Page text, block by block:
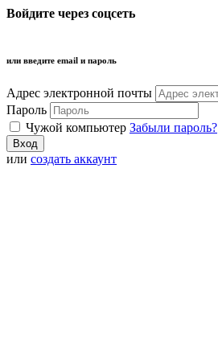
Войдите через соцсеть
или введите email и пароль
Адрес электронной почты
Пароль
Чужой компьютер Забыли пароль?
или создать аккаунт